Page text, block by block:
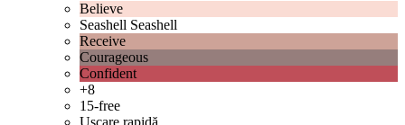
Believe
Seashell Seashell
Receive
Courageous
Confident
+8
15-free